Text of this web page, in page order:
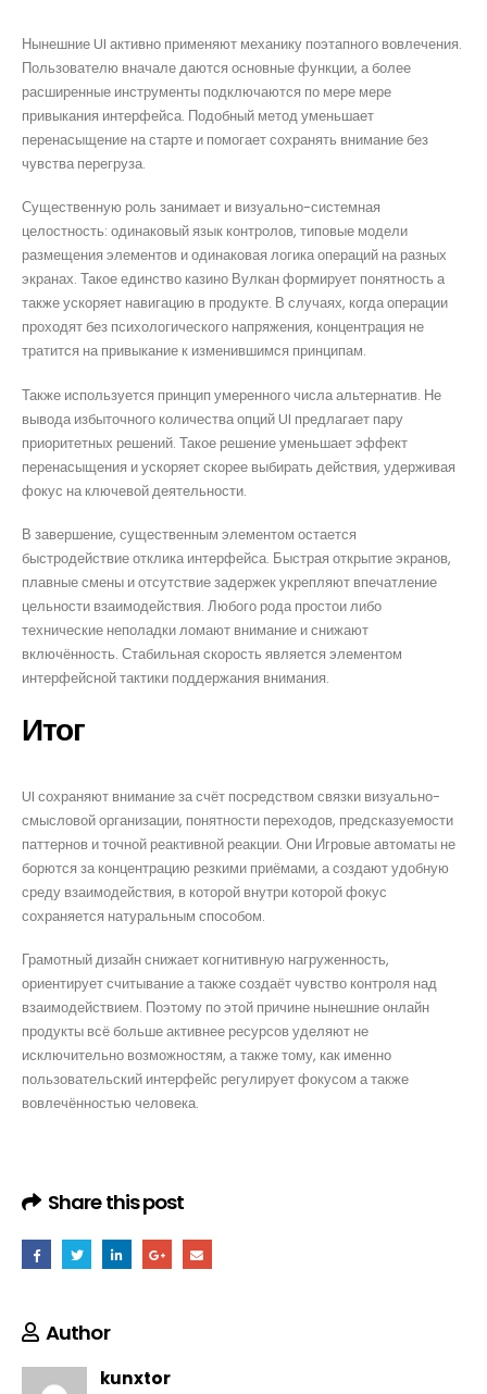
Нынешние UI активно применяют механику поэтапного вовлечения.
Пользователю вначале даются основные функции, а более
расширенные инструменты подключаются по мере мере
привыкания интерфейса. Подобный метод уменьшает
перенасыщение на старте и помогает сохранять внимание без
чувства перегруза.
Существенную роль занимает и визуально-системная
целостность: одинаковый язык контролов, типовые модели
размещения элементов и одинаковая логика операций на разных
экранах. Такое единство казино Вулкан формирует понятность а
также ускоряет навигацию в продукте. В случаях, когда операции
проходят без психологического напряжения, концентрация не
тратится на привыкание к изменившимся принципам.
Также используется принцип умеренного числа альтернатив. Не
вывода избыточного количества опций UI предлагает пару
приоритетных решений. Такое решение уменьшает эффект
перенасыщения и ускоряет скорее выбирать действия, удерживая
фокус на ключевой деятельности.
В завершение, существенным элементом остается
быстродействие отклика интерфейса. Быстрая открытие экранов,
плавные смены и отсутствие задержек укрепляют впечатление
цельности взаимодействия. Любого рода простои либо
технические неполадки ломают внимание и снижают
включённость. Стабильная скорость является элементом
интерфейсной тактики поддержания внимания.
Итог
UI сохраняют внимание за счёт посредством связки визуально-
смысловой организации, понятности переходов, предсказуемости
паттернов и точной реактивной реакции. Они Игровые автоматы не
борются за концентрацию резкими приёмами, а создают удобную
среду взаимодействия, в которой внутри которой фокус
сохраняется натуральным способом.
Грамотный дизайн снижает когнитивную нагруженность,
ориентирует считывание а также создаёт чувство контроля над
взаимодействием. Поэтому по этой причине нынешние онлайн
продукты всё больше активнее ресурсов уделяют не
исключительно возможностям, а также тому, как именно
пользовательский интерфейс регулирует фокусом а также
вовлечённостью человека.
Share this post
Author
kunxtor